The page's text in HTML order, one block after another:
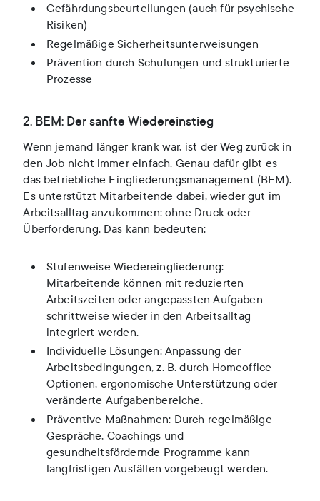
Gefährdungsbeurteilungen (auch für psychische
Risiken)
Regelmäßige Sicherheitsunterweisungen
Prävention durch Schulungen und strukturierte
Prozesse
2. BEM: Der sanfte Wiedereinstieg
Wenn jemand länger krank war, ist der Weg zurück in
den Job nicht immer einfach. Genau dafür gibt es
das betriebliche Eingliederungsmanagement (BEM).
Es unterstützt Mitarbeitende dabei, wieder gut im
Arbeitsalltag anzukommen: ohne Druck oder
Überforderung. Das kann bedeuten:
Stufenweise Wiedereingliederung:
Mitarbeitende können mit reduzierten
Arbeitszeiten oder angepassten Aufgaben
schrittweise wieder in den Arbeitsalltag
integriert werden.
Individuelle Lösungen: Anpassung der
Arbeitsbedingungen, z. B. durch Homeoffice-
Optionen, ergonomische Unterstützung oder
veränderte Aufgabenbereiche.
Präventive Maßnahmen: Durch regelmäßige
Gespräche, Coachings und
gesundheitsfördernde Programme kann
langfristigen Ausfällen vorgebeugt werden.